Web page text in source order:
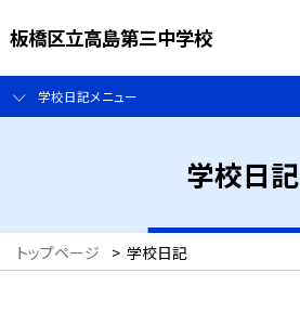
板橋区立高島第三中学校
学校日記メニュー
学校日記
トップページ > 学校日記